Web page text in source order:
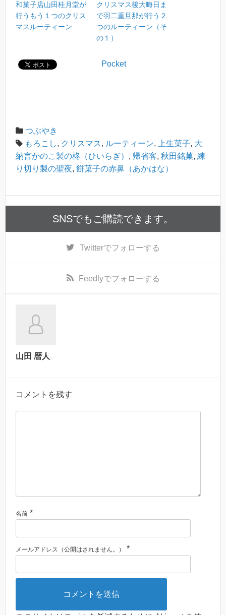
和菓子店山田桂月堂が
行うもう１つのクリス
マスルーティーン
クリスマス後大晦日ま
で羽二重旦那が行う２
つのルーティーン（そ
の１）
Pocket
つぶやき
もろこし, クリスマス, ルーティーン, 上生菓子, 大
納言かのこ製の柊（ひいらぎ） , 帰省客, 秋田銘菓, 練
り切り製の聖夜, 餅菓子の赤鼻（あかはな）
SNSでもご購読できます。
Twitterでフォローする
Feedlyでフォローする
山田 暦人
コメントを残す
名前 *
メールアドレス（公開はされません。） *